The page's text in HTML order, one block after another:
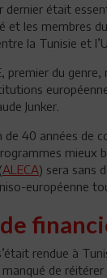
dernier était
et les membres
la Tunisie et
premier du genre,
Junker.
de 40 années de
mieux
ALECA) sera sans
européenne
rendue à
de